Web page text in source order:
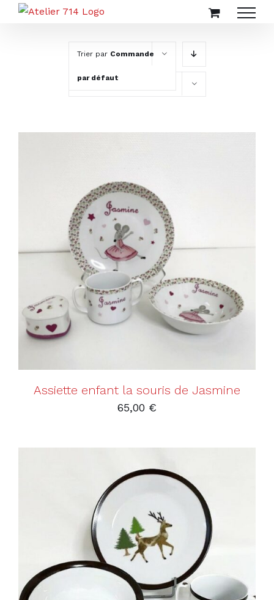
Passer
Trier par Commande
par défaut
Montrer
AJOUTER AU PANIER /
Assiette enfant la souris de Jasmine
65,00 €
AJOUTER AU PANIER DÉTAILS